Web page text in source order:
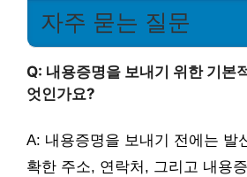
자주 묻는 질문
Q: 내용증명을 보내기 위한 기본
엇인가요?
A: 내용증명을 보내기 전에는 발
확한 주소, 연락처, 그리고 내용